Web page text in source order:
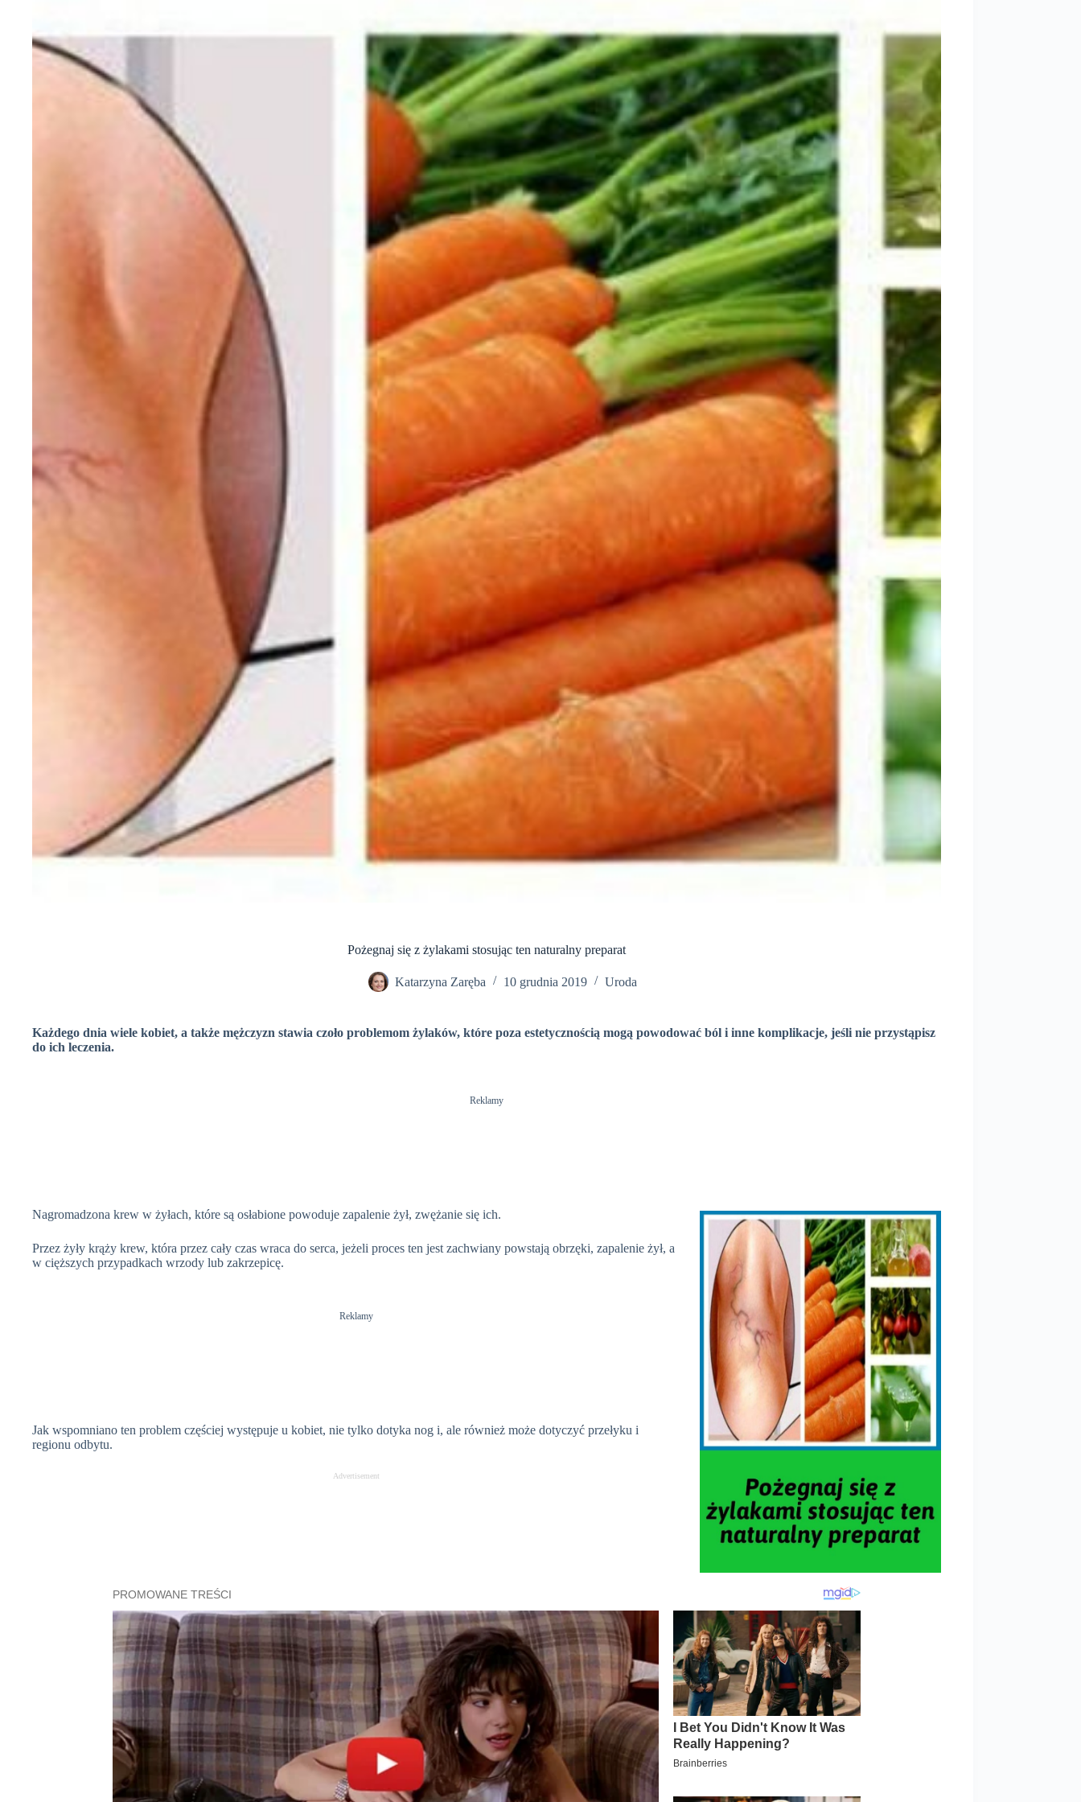
Pożegnaj się z żylakami stosując ten naturalny preparat
Katarzyna Zaręba 10 grudnia 2019 Uroda
Każdego dnia wiele kobiet, a także mężczyzn stawia czoło problemom żylaków, które poza estetycznością mogą powodować ból i inne komplikacje, jeśli nie przystąpisz
do ich leczenia.
Reklamy
Nagromadzona krew w żyłach, które są osłabione powoduje zapalenie żył, zwężanie się ich.
Przez żyły krąży krew, która przez cały czas wraca do serca, jeżeli proces ten jest zachwiany powstają obrzęki, zapalenie żył, a
w cięższych przypadkach wrzody lub zakrzepicę.
Reklamy
Jak wspomniano ten problem częściej występuje u kobiet, nie tylko dotyka nog i, ale również może dotyczyć przełyku i
regionu odbytu.
Advertisement